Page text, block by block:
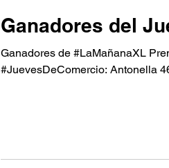
Ganadores del
Ganadores de #LaMañanaXL
#JuevesDeComercio: Antonella